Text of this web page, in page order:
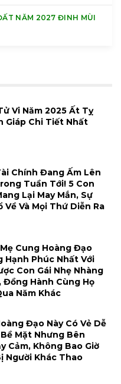
NĂM 2027 ĐINH MÙI
Vi Năm 2025 Ất Tỵ
Giáp Chi Tiết Nhất
Chính Đang Ấm Lên
Tuần Tới! 5 Con
Lại May Mắn, Sự
Về Và Mọi Thứ Diễn Ra
Cung Hoàng Đạo
Hạnh Phúc Nhất Với
Con Gái Nhẹ Nhàng
Đồng Hành Cùng Họ
Năm Khác
Đạo Này Có Vẻ Dễ
Mặt Nhưng Bên
Cảm, Không Bao Giờ
Người Khác Thao